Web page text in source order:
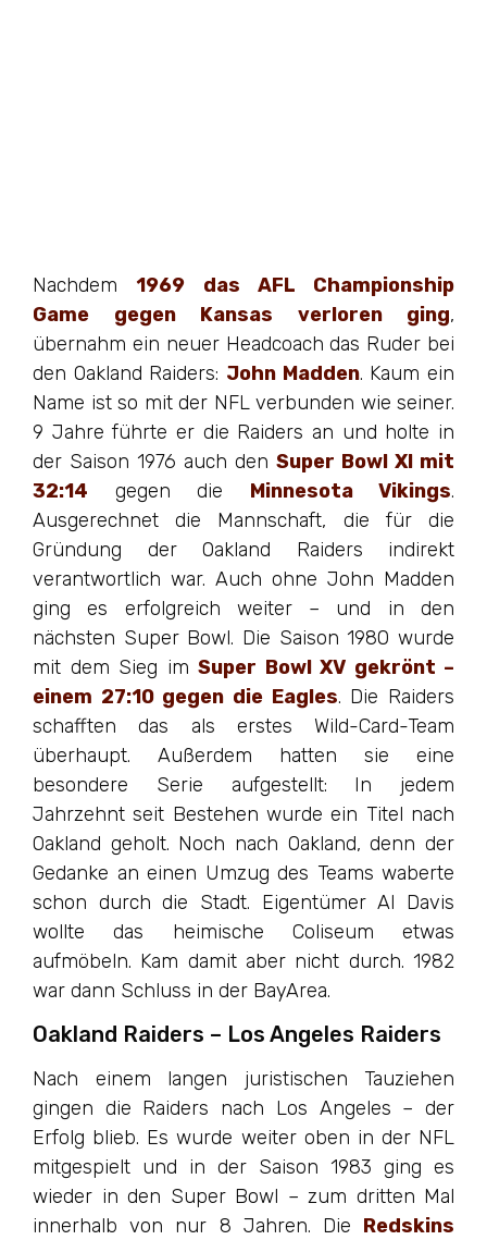
Nachdem 1969 das AFL Championship
Game gegen Kansas verloren ging,
übernahm ein neuer Headcoach das Ruder bei
den Oakland Raiders: John Madden. Kaum ein
Name ist so mit der NFL verbunden wie seiner.
9 Jahre führte er die Raiders an und holte in
der Saison 1976 auch den Super Bowl XI mit
32:14 gegen die Minnesota Vikings.
Ausgerechnet die Mannschaft, die für die
Gründung der Oakland Raiders indirekt
verantwortlich war. Auch ohne John Madden
ging es erfolgreich weiter – und in den
nächsten Super Bowl. Die Saison 1980 wurde
mit dem Sieg im Super Bowl XV gekrönt –
einem 27:10 gegen die Eagles. Die Raiders
schafften das als erstes Wild-Card-Team
überhaupt. Außerdem hatten sie eine
besondere Serie aufgestellt: In jedem
Jahrzehnt seit Bestehen wurde ein Titel nach
Oakland geholt. Noch nach Oakland, denn der
Gedanke an einen Umzug des Teams waberte
schon durch die Stadt. Eigentümer Al Davis
wollte das heimische Coliseum etwas
aufmöbeln. Kam damit aber nicht durch. 1982
war dann Schluss in der BayArea.
Oakland Raiders – Los Angeles Raiders
Nach einem langen juristischen Tauziehen
gingen die Raiders nach Los Angeles – der
Erfolg blieb. Es wurde weiter oben in der NFL
mitgespielt und in der Saison 1983 ging es
wieder in den Super Bowl – zum dritten Mal
innerhalb von nur 8 Jahren. Die Redskins